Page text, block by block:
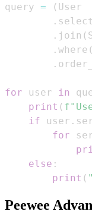
query = (
. select
. join (
. where (
.
for user in
print (
if user .
for
else :
print (
Peewee